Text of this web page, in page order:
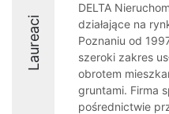
Laureaci
DELTA
działające na
Poznaniu od
szeroki zakres
obrotem
gruntami. Firma
pośrednictwie